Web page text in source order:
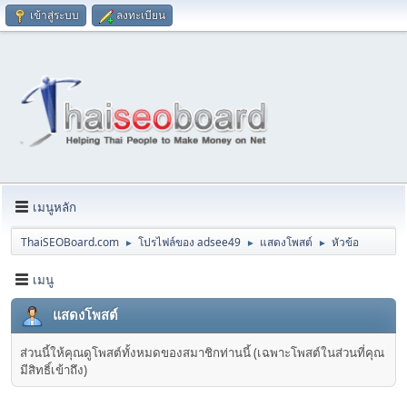
เข้าสู่ระบบ ลงทะเบียน
เมนูหลัก
ThaiSEOBoard.com ► โปรไฟล์ของ adsee49 ► แสดงโพสต์ ► หัวข้อ
เมนู
แสดงโพสต์
ส่วนนี้ให้คุณดูโพสต์ทั้งหมดของสมาชิกท่านนี้ (เฉพาะโพสต์ในส่วนที่คุณ
มีสิทธิ์เข้าถึง)